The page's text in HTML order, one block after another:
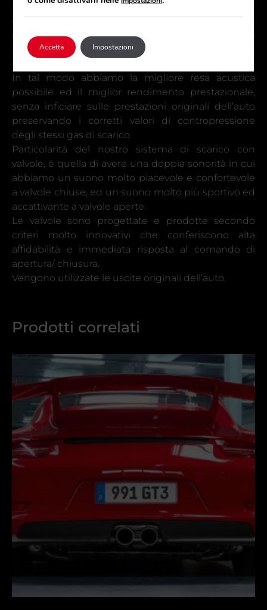
“reverse engineering” (mediante strumento laser
che riproduce al 100% le misure di ogni particolare
dell’auto), si realizza un prodotto finito, ottimizzato
al massimo sia negli ingombri e sia nei flussi di
scarico.
In tal modo abbiamo la migliore resa acustica
possibile ed il miglior rendimento prestazionale,
senza inficiare sulle prestazioni originali dell’auto
preservando i corretti valori di contropressione
degli stessi gas di scarico.
Particolarità del nostro sistema di scarico con
valvole, è quella di avere una doppia sonorità in cui
abbiamo un suono molto piacevole e confortevole
a valvole chiuse, ed un suono molto più sportivo ed
accattivante a valvole aperte.
Le valvole sono progettate e prodotte secondo
criteri molto innovativi che conferiscono alta
affidabilità e immediata risposta al comando di
apertura/ chiusura.
Vengono utilizzate le uscite originali dell’auto.
Prodotti correlati
Accetta Impostazioni